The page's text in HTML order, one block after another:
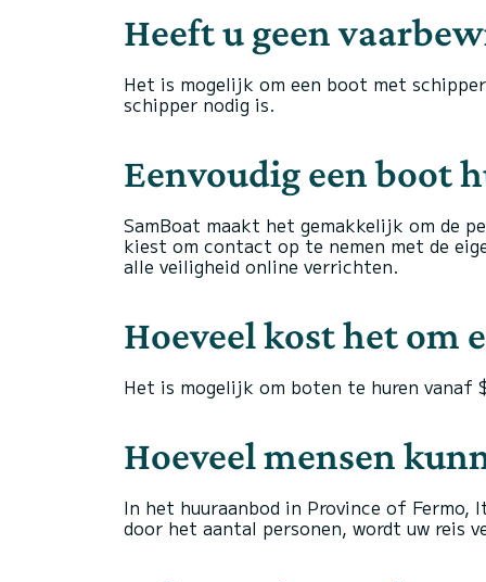
Heeft u geen
Het is mogelijk om een boot met
schipper nodig is.
Eenvoudig een boot
SamBoat maakt het gemakkelijk om de
kiest om contact op te nemen met de
alle veiligheid online verrichten.
Hoeveel kost het om
Het is mogelijk om boten te huren vanaf
Hoeveel mensen
In het huuraanbod in Province of Fermo,
door het aantal personen, wordt uw reis